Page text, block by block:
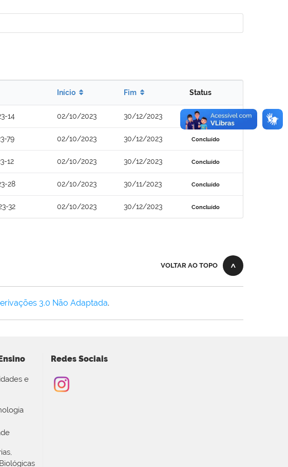
Início Fim Status
14 02/10/2023 30/12/2023 Concluído
79 02/10/2023 30/12/2023 Concluído
12 02/10/2023 30/12/2023 Concluído
28 02/10/2023 30/11/2023 Concluído
32 02/10/2023 30/12/2023 Concluído
VOLTAR AO TOPO
3.0 Não Adaptada.
e
Redes Sociais